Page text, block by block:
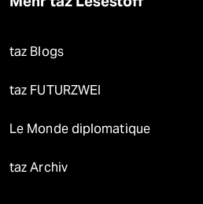
taz Blogs
taz FUTURZWEI
Le Monde diplomatique
taz Archiv